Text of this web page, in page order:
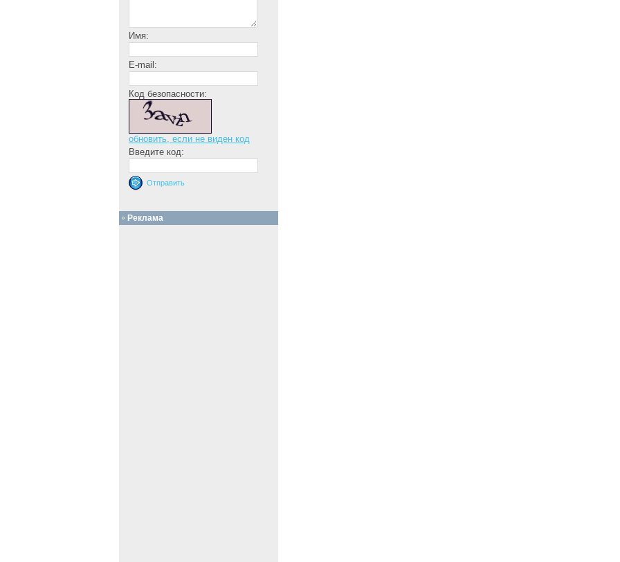
Имя:
E-mail:
Код безопасности:
обновить, если не виден код
Введите код:
Реклама